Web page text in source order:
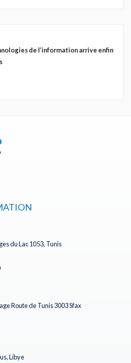
de l’information arrive enfin
du Lac 1053, Tunis
Route de Tunis 3003 Sfax
Libye